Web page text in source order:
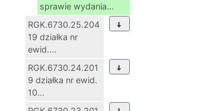
sprawie wydania...
RGK.6730.25.204
19 działka nr
ewid....
RGK.6730.24.201
9 działka nr ewid.
10...